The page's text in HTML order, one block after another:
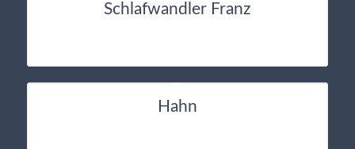
Schlafwandler Franz
Hahn